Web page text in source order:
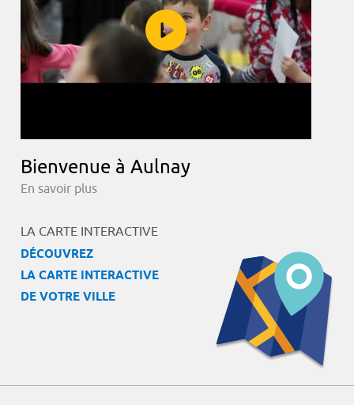
Bienvenue à Aulnay
En savoir plus
LA CARTE INTERACTIVE
DÉCOUVREZ
LA CARTE INTERACTIVE
DE VOTRE VILLE